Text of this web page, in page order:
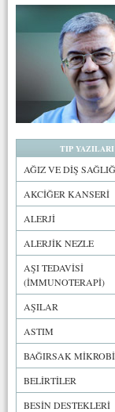
TIP YAZILARI
AĞIZ VE DİŞ
AKCİĞER KANSERİ
ALERJİ
ALERJİK NEZLE
AŞI TEDAVİSİ
(İMMUNOTERAPİ)
AŞILAR
ASTIM
BAĞIRSAK
BELİRTİLER
BESİN DESTEKLERİ